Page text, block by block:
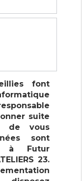
font
suite
de vous
sont
à Futur
23.